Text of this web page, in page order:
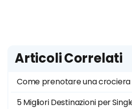
Articoli Correlati
Come prenotare una crociera
5 Migliori Destinazioni per